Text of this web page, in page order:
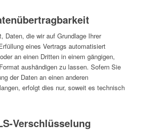
Daten, die wir auf Grundlage Ihrer
eines Vertrags automatisiert
an einen Dritten in einem gängigen,
aushändigen zu lassen. Sofern Sie
der Daten an einen anderen
erfolgt dies nur, soweit es technisch
Verschlüsselung